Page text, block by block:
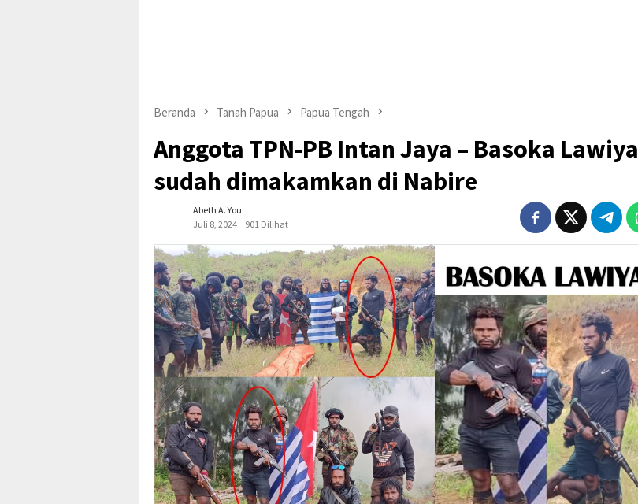
Beranda Tanah Papua Papua Tengah
Anggota TPN-PB Intan Jaya – Basoka Lawiya
sudah dimakamkan di Nabire
Abeth A. You
Juli 8, 2024
901 Dilihat